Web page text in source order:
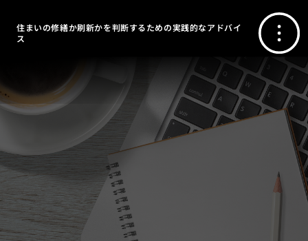
住まいの修繕か刷新かを判断するための実践的なアドバイ
ス